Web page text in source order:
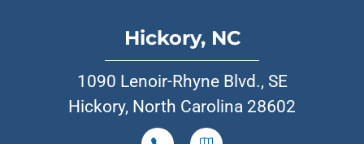
Hickory, NC
1090 Lenoir-Rhyne Blvd., SE
Hickory, North Carolina 28602